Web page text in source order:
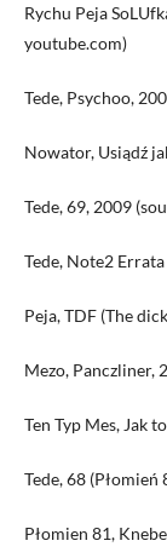
Rychu Peja
youtube.com)
Tede, Psychoo,
Nowator, Usiądź
Tede, 69, 2009
Tede, Note2
Peja, TDF (The
Mezo, Panczliner,
Ten Typ Mes, Jak
Tede, 68
Płomien 81,